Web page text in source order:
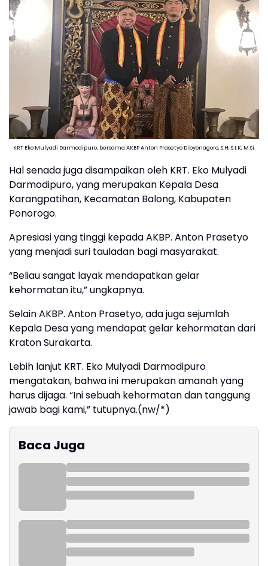
KRT Eko Mulyadi Darmodipuro, bersama AKBP Anton Prasetyo Dibyonagoro, S.H, S.I.K, M.Si.
Hal senada juga disampaikan oleh KRT. Eko Mulyadi
Darmodipuro, yang merupakan Kepala Desa
Karangpatihan, Kecamatan Balong, Kabupaten
Ponorogo.
Apresiasi yang tinggi kepada AKBP. Anton Prasetyo
yang menjadi suri tauladan bagi masyarakat.
“Beliau sangat layak mendapatkan gelar
kehormatan itu,” ungkapnya.
Selain AKBP. Anton Prasetyo, ada juga sejumlah
Kepala Desa yang mendapat gelar kehormatan dari
Kraton Surakarta.
Lebih lanjut KRT. Eko Mulyadi Darmodipuro
mengatakan, bahwa ini merupakan amanah yang
harus dijaga. “Ini sebuah kehormatan dan tanggung
jawab bagi kami,” tutupnya.(nw/*)
Baca Juga